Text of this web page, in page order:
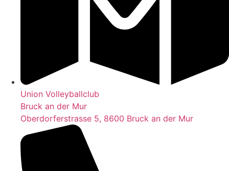
Union Volleyballclub
Bruck an der Mur
Oberdorferstrasse 5, 8600 Bruck an der Mur